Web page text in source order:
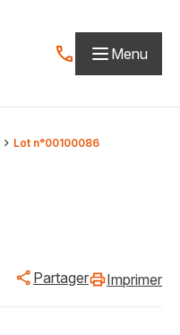
Contactez-nous
Menu
Lot n°00100086
Partager Imprimer